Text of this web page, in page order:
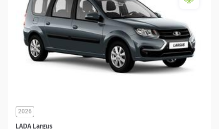
LADA Largus
2026